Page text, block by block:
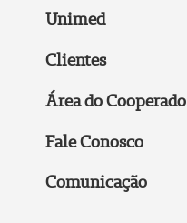
Unimed
Clientes
Área do Cooperado
Fale Conosco
Comunicação